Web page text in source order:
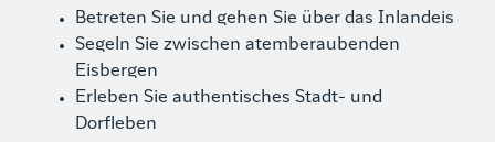
Betreten Sie und gehen Sie über das Inlandeis
Segeln Sie zwischen atemberaubenden
Eisbergen
Erleben Sie authentisches Stadt- und
Dorfleben